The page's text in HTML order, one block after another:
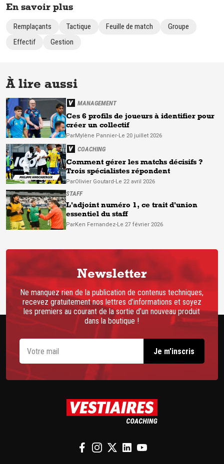
En savoir plus
Remplaçants Tactique Feuille de match
Groupe
Effectif
Gestion
À lire aussi
MANAGEMENT
Ces 6 profils de joueurs à identifier pour
créer un collectif
ParMylène Pannier-Le 20 juillet 2026
COACHING
Comment gérer les matchs décisifs ?
Trois spécialistes répondent
ParOlivier Goutard-Le 22 avril 2026
STAFF
L'adjoint numéro 1, ce trait d'union
essentiel du staff
ParKen Fernandez-Le 27 février 2026
Newsletter
Ne manquez rien de la publication de contenus techniques,
recevez gratuitement nos lettres d’informations et soyez
les premiers au courant de la sortie d’un nouveau produit
dans la boutique !